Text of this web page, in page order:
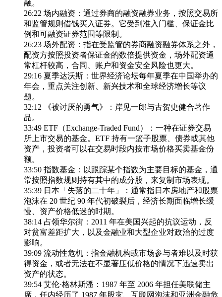
融。
26:22 场内融资：通过券商的融资融券业务，按照交易所
和监管规则借钱买入证券。它受到准入门槛、保证金比
例和可融资证券范围等限制。
26:23 场外配资：指在受监管的券商融资融券体系之外，
配资方按照投资者保证金的数倍提供资金，场外配资通
常杠杆较高，合同、账户和资金安全风险也更大。
29:16 夏季达沃斯：世界经济论坛每年夏季在中国举办的
年会，重点关注创新、新兴技术和全球经济增长等议
题。
32:12 《被讨厌的勇气》：岸见一郎与古贺史健合著作
品。
33:49 ETF（Exchange-Traded Fund）：一种在证券交易
所上市交易的基金。ETF 持有一篮子股票、债券或其他
资产，投资者可以在交易时段内按市场价格买卖基金份
额。
33:50 指数基金：以跟踪某个指数为主要目标的基金，通
常按照指数规则持有其中的成分股，来复制市场表现。
35:39 日本「失落的二十年」：通常指日本房地产和股票
泡沫在 20 世纪 90 年代初破裂后，经济长期面临增长缓
慢、资产价格低迷的时期。
38:14 占领华尔街：2011 年在美国兴起的抗议运动，反
对贫富差距扩大，以及金融业和大型企业对政治的过度
影响。
39:09 流动性危机：指金融机构或市场参与者难以及时获
得资金，或者无法在不显著压低价格的情况下迅速卖出
资产的状态。
39:54 艾伦·格林斯潘：1987 年至 2006 年担任美联储主
席，任内经历了 1987 年股灾、互联网泡沫和亚洲金融危